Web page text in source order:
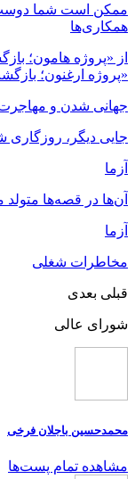
ممکن است شما دوست
همکاری‌ها
«پروژه ارغنون؛
جهانی شدن و
جایی دیگر، روزگاری
آزما
آن‌ها در قصه‌ها
آزما
مخاطرات شغلی
قبلی بعدی
شورای عالی
محمدحسین باجلان فرخی
مشاهده تمام پست‌ها